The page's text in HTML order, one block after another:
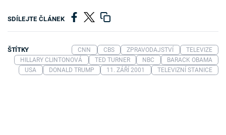
SDÍLEJTE ČLÁNEK
ŠTÍTKY CNN CBS ZPRAVODAJSTVÍ
TELEVIZE
HILLARY CLINTONOVÁ
TED TURNER NBC
BARACK OBAMA
USA
DONALD TRUMP 11. ZÁŘÍ 2001 TELEVIZNÍ STANICE